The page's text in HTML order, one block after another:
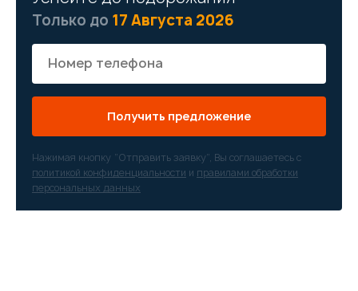
Только до 17 Августа 2026
Получить предложение
Нажимая кнопку “Отправить заявку”, Вы соглашаетесь с
политикой конфиденциальности и правилами обработки
персональных данных